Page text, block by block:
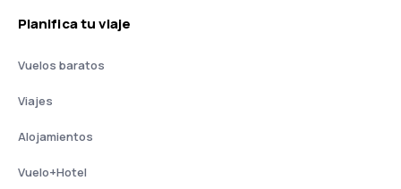
Planifica tu viaje
Vuelos baratos
Viajes
Alojamientos
Vuelo+Hotel